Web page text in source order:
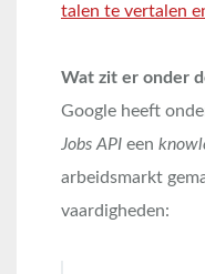
talen te vertalen
Wat zit er onder
Google heeft
Jobs API een
arbeidsmarkt
vaardigheden: